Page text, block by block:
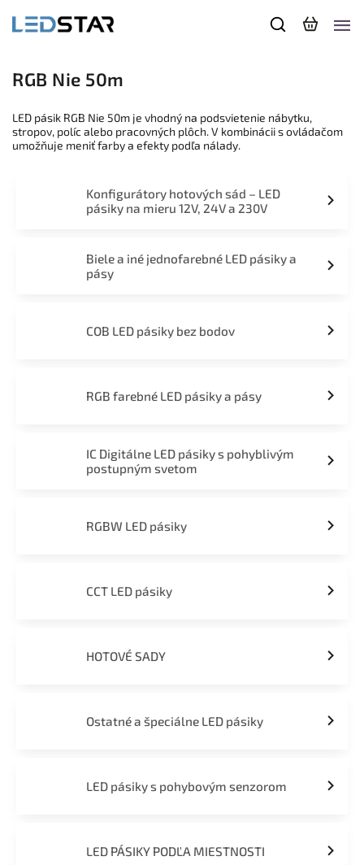
RGB Nie 50m
LED pásik RGB Nie 50m je vhodný na podsvietenie nábytku,
stropov, políc alebo pracovných plôch. V kombinácii s ovládačom
umožňuje meniť farby a efekty podľa nálady.
Konfigurátory hotových sád – LED
pásiky na mieru 12V, 24V a 230V
Biele a iné jednofarebné LED pásiky a
pásy
COB LED pásiky bez bodov
RGB farebné LED pásiky a pásy
IC Digitálne LED pásiky s pohyblivým
postupným svetom
RGBW LED pásiky
CCT LED pásiky
HOTOVÉ SADY
Ostatné a špeciálne LED pásiky
LED pásiky s pohybovým senzorom
LED PÁSIKY PODĽA MIESTNOSTI